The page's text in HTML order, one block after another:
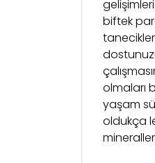
biftek
olmaları
yaşam
oldukça